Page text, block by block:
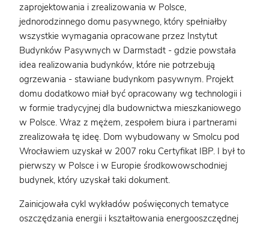
zaprojektowania i zrealizowania w Polsce,
jednorodzinnego domu pasywnego, który spełniałby
wszystkie wymagania opracowane przez Instytut
Budynków Pasywnych w Darmstadt - gdzie powstała
idea realizowania budynków, które nie potrzebują
ogrzewania - stawiane budynkom pasywnym. Projekt
domu dodatkowo miał być opracowany wg technologii i
w formie tradycyjnej dla budownictwa mieszkaniowego
w Polsce. Wraz z mężem, zespołem biura i partnerami
zrealizowała tę ideę. Dom wybudowany w Smolcu pod
Wrocławiem uzyskał w 2007 roku Certyfikat IBP. I był to
pierwszy w Polsce i w Europie środkowowschodniej
budynek, który uzyskał taki dokument.
Zainicjowała cykl wykładów poświęconych tematyce
oszczędzania energii i kształtowania energooszczędnej